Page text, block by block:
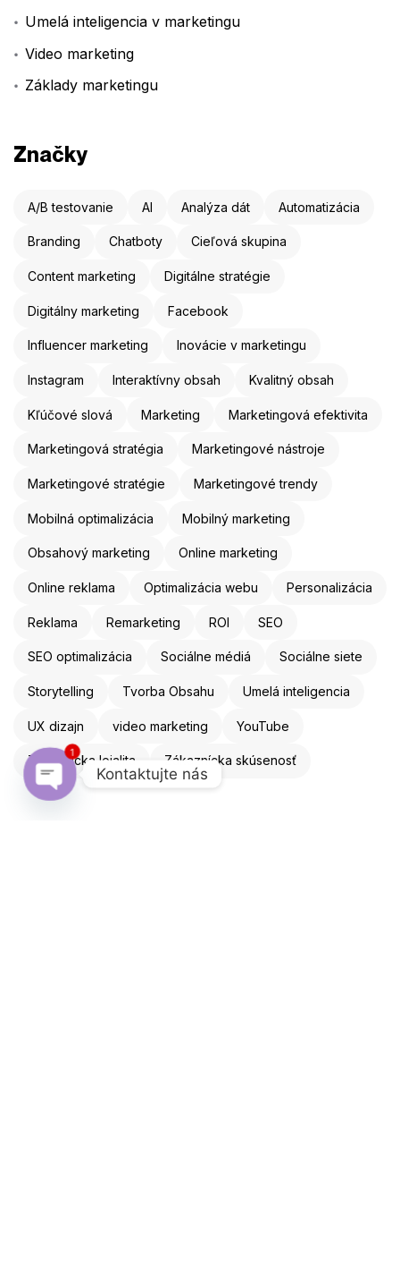
Umelá inteligencia v marketingu
Video marketing
Základy marketingu
Značky
A/B testovanie AI Analýza dát Automatizácia
Branding Chatboty Cieľová skupina
Content marketing Digitálne stratégie
Digitálny marketing Facebook
Influencer marketing Inovácie v marketingu
Instagram Interaktívny obsah Kvalitný obsah
Kľúčové slová Marketing Marketingová efektivita
Marketingová stratégia Marketingové nástroje
Marketingové stratégie Marketingové trendy
Mobilná optimalizácia Mobilný marketing
Obsahový marketing Online marketing
Online reklama Optimalizácia webu Personalizácia
Reklama Remarketing ROI SEO
SEO optimalizácia Sociálne médiá Sociálne siete
Storytelling Tvorba Obsahu Umelá inteligencia
UX dizajn video marketing YouTube
Zákaznícka lojalita Zákaznícka skúsenosť
Kontaktujte nás
1